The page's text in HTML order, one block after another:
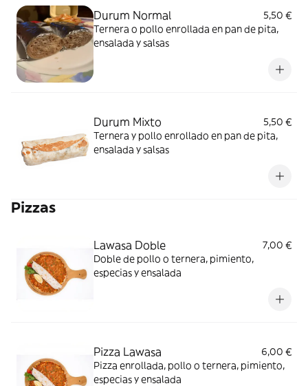
Durum Normal
5,50 €
Ternera o pollo enrollada en pan de pita,
ensalada y salsas
Durum Mixto
5,50 €
Ternera y pollo enrollado en pan de pita,
ensalada y salsas
Pizzas
Lawasa Doble
7,00 €
Doble de pollo o ternera, pimiento,
especias y ensalada
Pizza Lawasa
6,00 €
Pizza enrollada, pollo o ternera, pimiento,
especias y ensalada